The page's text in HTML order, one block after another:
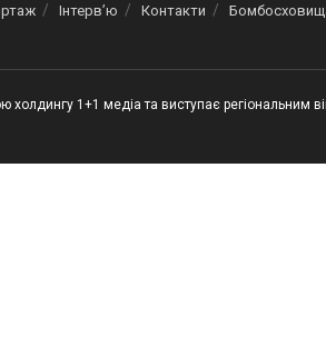
Інтерв’ю Контакти
холдингу 1+1 медіа та виступає регіональним